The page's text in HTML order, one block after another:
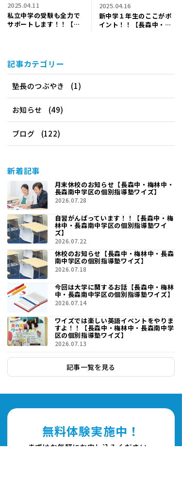
2025.04.11
私立中学の受験も全力で
サポートします！！【長
2025.04.16
新中学１年生のここがポ
イント！！【長森中・梅
記事カテゴリー
塾長のつぶやき (1)
お知らせ (49)
ブログ (122)
新着記事
月末休校のお知らせ【長森中・梅林中・
長森南中学区の個別指導塾ワイズ】
2026.07.28
自習がんばっています！！【長森中・梅
林中・長森南中学区の個別指導塾ワイ
ズ】
2026.07.22
休校のお知らせ【長森中・梅林中・長森
南中学区の個別指導塾ワイズ】
2026.07.18
今回は大学に関するお話【長森中・梅林
中・長森南中学区の個別指導塾ワイズ】
2026.07.14
ワイズでは楽しい英語イベントをやりま
すよ！！【長森中・梅林中・長森南中学
区の個別指導塾ワイズ】
2026.07.13
記事一覧を見る
無料体験実施中！
まずはお気軽にお申し込みください。